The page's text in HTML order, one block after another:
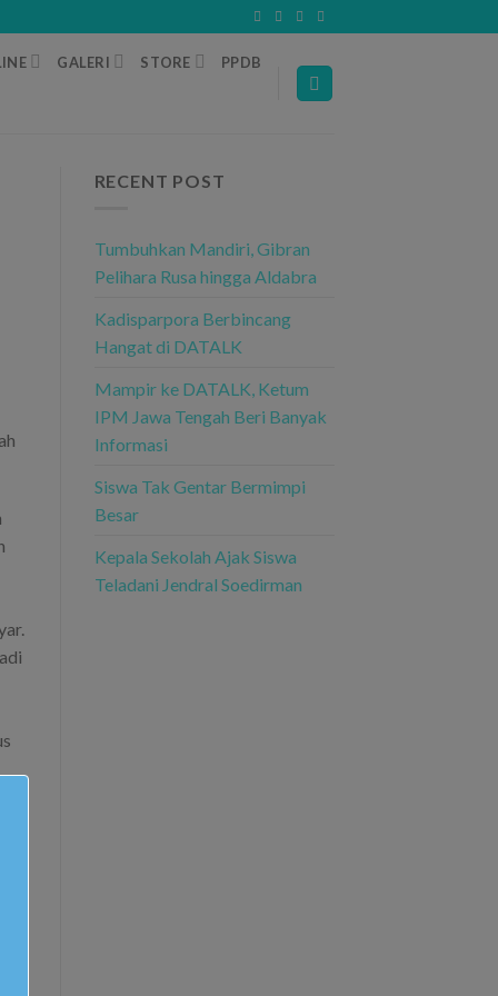
GALERI STORE PPDB
RECENT POST
Tumbuhkan Mandiri, Gibran
Pelihara Rusa hingga Aldabra
Kadisparpora Berbincang
Hangat di DATALK
Mampir ke DATALK, Ketum
IPM Jawa Tengah Beri Banyak
Informasi
Siswa Tak Gentar Bermimpi
Besar
Kepala Sekolah Ajak Siswa
Teladani Jendral Soedirman